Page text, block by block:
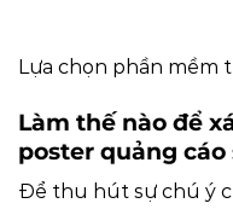
Lựa chọn phần mềm
Làm thế nào để
poster quảng cáo
Để thu hút sự chú ý